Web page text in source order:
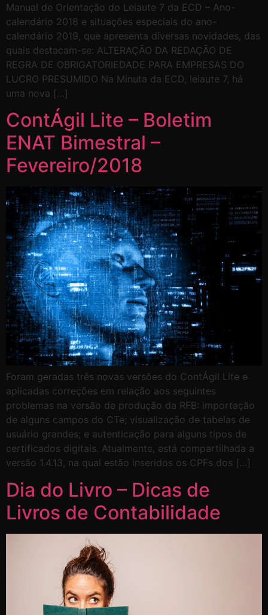
Manual de Orientação do Leiaute 7 da ECD – Ano-
calendário 2018 e situações especiais do ano-
calendário 2019, que apresenta diversas novidades, das
quais destacam-se: ALTERAÇÃO DA REDAÇÃO DE
REGRA DE OBRIGATORIEDADE PARA EMPRESAS DO
LUCRO PRESUMIDO Na Minuta da ECD, leiaute 7, há
uma nova […]
ContÁgil Lite – Boletim
ENAT Bimestral –
Fevereiro/2018
Foram geradas três novas versões do ContÁgil Lite e
aplicadas correções em relação aos seguintes
problemas na versão de produção da RFB: importação
de alguns campos do CTe; visualização de tabelas de
usuário grandes; e autenticação para alguns tipos de
certificados digitais. Atualmente, está compartilhada a
versão 1.4.13, na qual estão inseridos os CPFs dos […]
Dia do Livro – Dicas de
Livros de Contabilidade